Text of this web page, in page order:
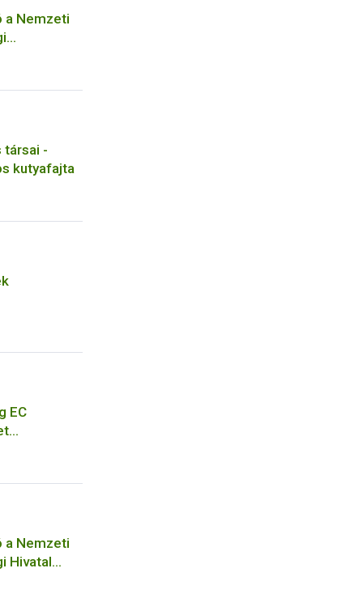
a Nemzeti
társai -
kutyafajta
EC
of EC
for a
a Nemzeti
Hivatal